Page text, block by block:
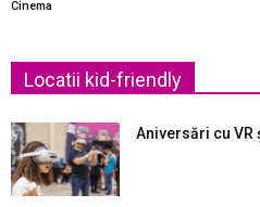
Cinema
Locatii kid-friendly
Aniversări cu VR